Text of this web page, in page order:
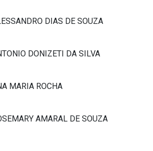
DIAS DE SOUZA
DONIZETI DA SILVA
MARIA ROCHA
AMARAL DE SOUZA